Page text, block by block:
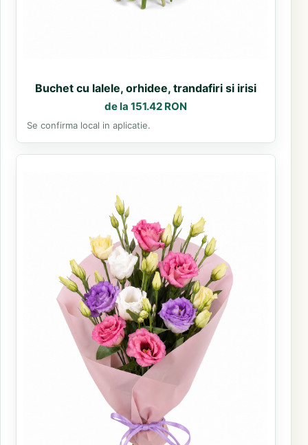
Buchet cu lalele, orhidee, trandafiri si irisi
de la 151.42 RON
Se confirma local in aplicatie.